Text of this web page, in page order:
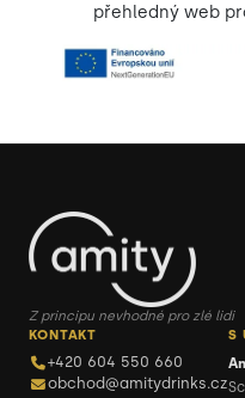
přehledný web
Z principu nevhodné pro zlé lidi
KONTAKT
+420 604 550 660
obchod@amitydrinks.cz
S